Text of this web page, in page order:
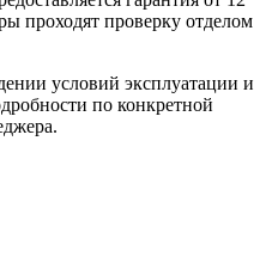
проходят проверку отделом
условий эксплуатации и
по конкретной